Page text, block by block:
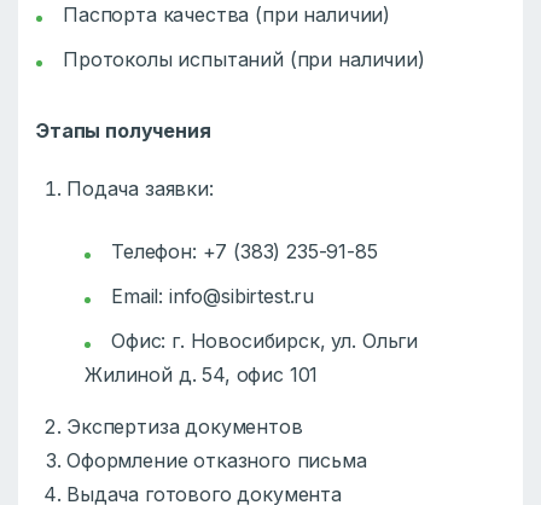
Паспорта качества (при наличии)
Протоколы испытаний (при наличии)
Этапы получения
Подача заявки:
Телефон: +7 (383) 235-91-85
Email: info@sibirtest.ru
Офис: г. Новосибирск, ул. Ольги
Жилиной д. 54, офис 101
Экспертиза документов
Оформление отказного письма
Выдача готового документа